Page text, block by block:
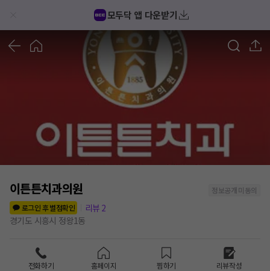
모두닥 앱 다운받기
1/1
이튼튼치과의원
정보공개 미동의
로그인 후 별점확인
리뷰 2
경기도 시흥시 정왕1동
전화하기 홈페이지 찜하기 리뷰작성